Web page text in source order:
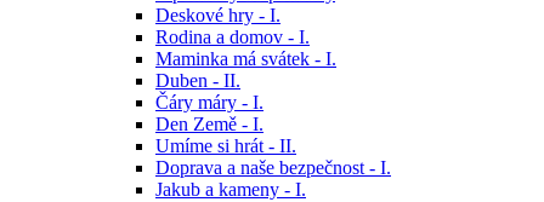
Deskové hry - I.
Rodina a domov - I.
Maminka má svátek - I.
Duben - II.
Čáry máry - I.
Den Země - I.
Umíme si hrát - II.
Doprava a naše bezpečnost - I.
Jakub a kameny - I.